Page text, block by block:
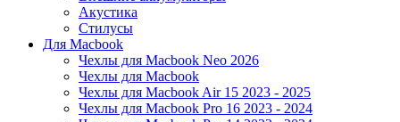
Акустика
Стилусы
Для Macbook
Чехлы для Macbook Neo 2026
Чехлы для Macbook
Чехлы для Macbook Air 15 2023 - 2025
Чехлы для Macbook Pro 16 2023 - 2024